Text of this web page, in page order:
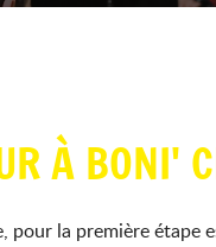
À BONI'
pour la première étape